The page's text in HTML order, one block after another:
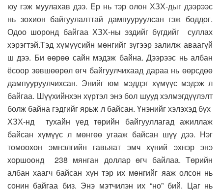
юу гэж муулахав дээ. Ер нь тэр олон ХЗХ-дыг дээрээс
нь зохион байгуулалттай дампууруулсан гэж боддог.
Одоо шоронд байгаа ХЗХ-ны эздийг бүгдийг суллах
хэрэгтэй.Тэд хүмүүсийн мөнгийг зүгээр залилж аваагүй
ш дээ. Би өөрөө сайн мэдэж байна. Дээрээс нь албан
ёсоор зөвшөөрөл өгч байгуулчихаад дараа нь өөрсдөө
дампууруулчихсан. Энийг юм мэддэг хүмүүс мэдэж л
байгаа. Шүүхийнхэн хүртэл энэ бол шууд хэлмэгдүүлэлт
болж байна гэдгийг ярьж л байсан. Үнэнийг хэлэхэд бүх
ХЗХ-нд тухайн үед төрийн байгууллагад ажиллаж
байсан хүмүүс л мөнгөө угааж байсан шүү дээ. Нэг
томоохон эмнэлгийн гавьяат эмч хүний эхнэр энэ
хоршоонд 238 мянган доллар өгч байлаа. Төрийн
албан хаагч байсан хүн тэр их мөнгийг яаж олсон нь
сонин байгаа биз. Энэ мэтчилэн их “но” бий. Цаг нь